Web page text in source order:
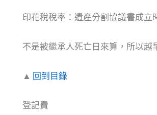
印花稅稅率：遺產分割協議書成立
不是被繼承人死亡日來算，所以越
▲ 回到目錄
登記費